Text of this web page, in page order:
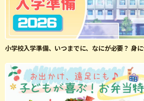
小学校入学準備、いつまでに、なにが必要？ 身